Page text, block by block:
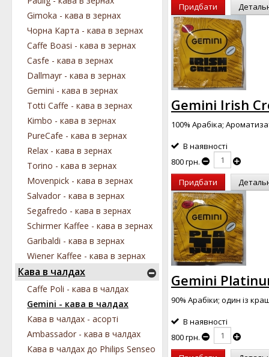
Придбати
Gemini Irish
100% Арабіка;
В наявності
800 грн.
Придбати
Gemini
90% Арабіки; один із
В наявності
800 грн.
Gimoka - кава в зернах
Чорна Карта - кава в зернах
Caffe Boasi - кава в зернах
Casfe - кава в зернах
Dallmayr - кава в зернах
Gemini - кава в зернах
Totti Caffe - кава в зернах
Kimbo - кава в зернах
PureCafe - кава в зернах
Relax - кава в зернах
Torino - кава в зернах
Movenpick - кава в зернах
Salvador - кава в зернах
Segafredo - кава в зернах
Schirmer Kaffee - кава в зернах
Garibaldi - кава в зернах
Wiener Kaffee - кава в зернах
Кава в чалдах
Caffe Poli - кава в чалдах
Gemini - кава в чалдах
Кава в чалдах - асорті
Ambassador - кава в чалдах
Кава в чалдах до Philips Senseo